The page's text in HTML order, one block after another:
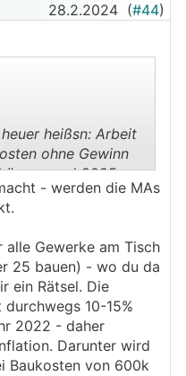
28.2.2024 (#44)
heißsn: Arbeit
ohne Gewinn
und 2025
flammt
- werden die MAs
Gewerke am Tisch
25 bauen) - wo du da
ein Rätsel. Die
10-15%
2022 - daher
Darunter wird
Baukosten von 600k